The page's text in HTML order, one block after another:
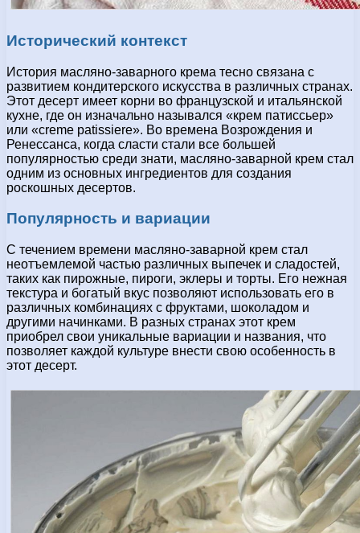
Исторический контекст
История масляно-заварного крема тесно связана с
развитием кондитерского искусства в различных странах.
Этот десерт имеет корни во французской и итальянской
кухне, где он изначально назывался «крем патиссьер»
или «creme patissiere». Во времена Возрождения и
Ренессанса, когда сласти стали все большей
популярностью среди знати, масляно-заварной крем стал
одним из основных ингредиентов для создания
роскошных десертов.
Популярность и вариации
С течением времени масляно-заварной крем стал
неотъемлемой частью различных выпечек и сладостей,
таких как пирожные, пироги, эклеры и торты. Его нежная
текстура и богатый вкус позволяют использовать его в
различных комбинациях с фруктами, шоколадом и
другими начинками. В разных странах этот крем
приобрел свои уникальные вариации и названия, что
позволяет каждой культуре внести свою особенность в
этот десерт.